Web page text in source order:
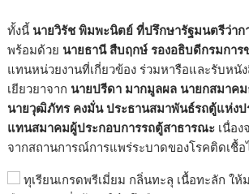
ทั้งนี้ นายวิรัช พิมพะนิตย์ ที่ปรึกษารัฐมนตรีว่าก
พร้อมด้วย นายธานี สืบฤกษ์ รองอธิบดีกรมการ
แทนหน่วยงานที่เกี่ยวข้อง ร่วมหารือและรับหนั
เยียวยาจาก นายปรีดา มากมูลผล นายกสมาค
นายวุฒิภัทร คงมั่น ประธานสมาพันธ์รถตู้แห่งป
แทนสมาคมผู้ประกอบการรถตู้สาธารณะ เนื่อ
จากสถานการณ์การแพร่ระบาดของโรคติดเชื้
ทุเรียนเกรดพรีเมี่ยม กลิ่นทะลุ เนื้อทะลัก ให้